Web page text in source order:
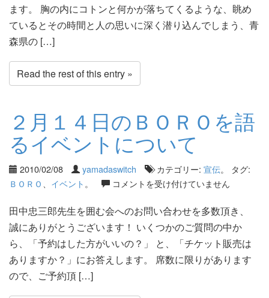
ます。 胸の内にコトンと何かが落ちてくるような、眺め
ているとその時間と人の思いに深く潜り込んでしまう、青
森県の […]
Read the rest of this entry »
２月１４日のＢＯＲＯを語
るイベントについて
2010/02/08 yamadaswitch カテゴリー: 宣伝。 タグ:
ＢＯＲＯ
イベント 。 コメントを受け付けていません
田中忠三郎先生を囲む会へのお問い合わせを多数頂き、
誠にありがとうございます！ いくつかのご質問の中か
ら、「予約はした方がいいの？」 と、「チケット販売は
ありますか？」にお答えします。 席数に限りがあります
ので、ご予約頂 […]